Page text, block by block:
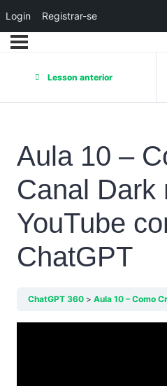
Lesson anterior
Aula 10 –
Canal Dark
YouTube
ChatGPT
ChatGPT 360 Aula 10 – Como Criar
Login Registrar-se